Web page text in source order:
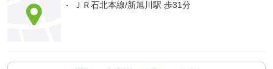
ＪＲ石北本線/新旭川駅 歩31分